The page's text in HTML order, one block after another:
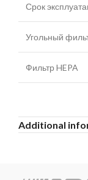
Срок
Угольный
Фильтр HEPA
Additional